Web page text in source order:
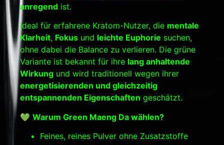
anregend ist.
Ideal für erfahrene Kratom-Nutzer, die mentale
Klarheit, Fokus und leichte Euphorie suchen,
ohne dabei die Balance zu verlieren. Die grüne
Variante ist bekannt für ihre lang anhaltende
Wirkung und wird traditionell wegen ihrer
energetisierenden und gleichzeitig
entspannenden Eigenschaften geschätzt.
💚 Warum Green Maeng Da wählen?
Feines, reines Pulver ohne Zusatzstoffe